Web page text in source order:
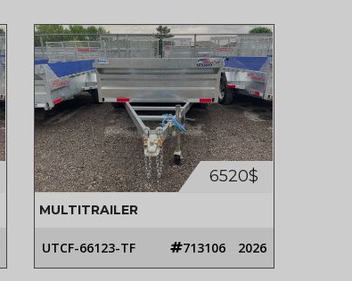
6520$
MULTITRAILER
UTCF-66123-TF 713106 2026